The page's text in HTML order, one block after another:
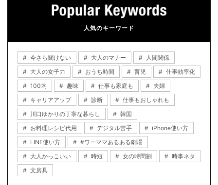
人気のキーワード
今さら聞けない 大人のマナー
人間関係
大人の女子力
おうち時間 育児
仕事効率化
100均
趣味 仕事も家庭も
夫婦
キャリアアップ
診断
仕事もおしゃれも
川口ゆかりの丁寧な暮らし
韓国
お料理レシピ代用
デジタル苦手
iPhone使い方
LINE使い方
#ワーママあるある劇場
大人かっこいい
時短 女の時間割
時事ネタ
文房具